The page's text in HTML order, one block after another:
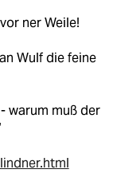
ner Weile!
Wulf die feine
warum muß der